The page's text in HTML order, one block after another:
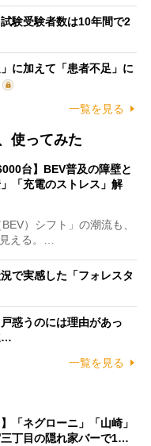
験受験者数は10年間で2
に加えて「患者不足」に
一覧を見る
使ってみた
台】BEV普及の障壁と
「充電のストレス」解
）シフト」の潮流も、
える。…
で実感した「フォレスタ
惑うのには理由があっ
…
一覧を見る
「ネグローニ」「山崎」
三丁目の隠れ家バーで1…